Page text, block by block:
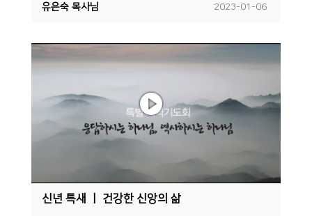
2023-01-06
유은숙 목사님
신년 특새 ㅣ 건강한 신앙의 삶